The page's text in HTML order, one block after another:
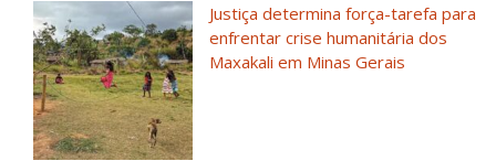
Justiça determina força-tarefa para
enfrentar crise humanitária dos
Maxakali em Minas Gerais